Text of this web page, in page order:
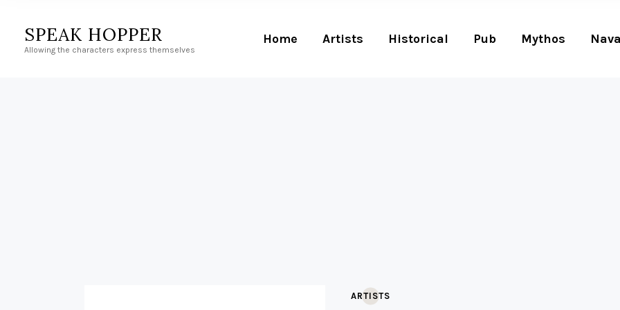
SPEAK HOPPER
Allowing the characters express themselves
Home Artists Historical Pub Mythos
ARTISTS